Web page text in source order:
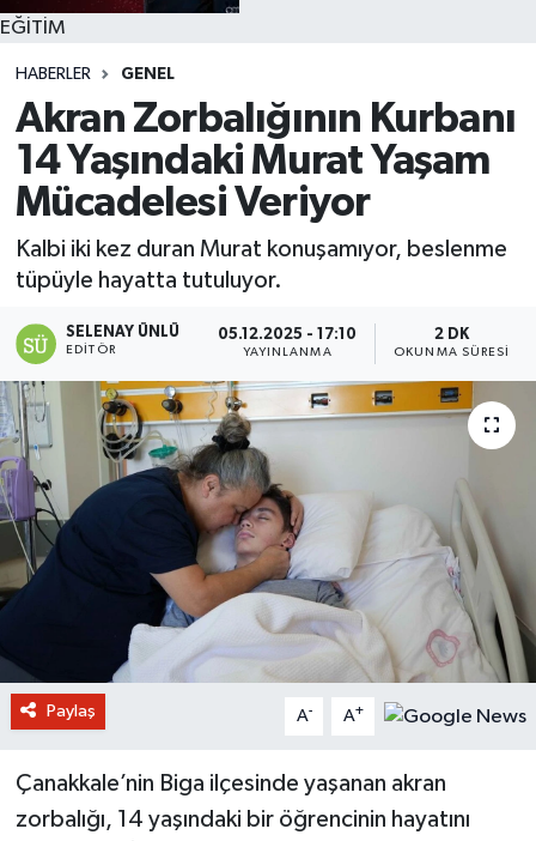
EĞİTİM
HABERLER GENEL
Akran Zorbalığının Kurbanı
14 Yaşındaki Murat Yaşam
Mücadelesi Veriyor
Kalbi iki kez duran Murat konuşamıyor, beslenme
tüpüyle hayatta tutuluyor.
SELENAY ÜNLÜ
EDITÖR
05.12.2025 - 17:10
YAYINLANMA
2 DK
OKUNMA SÜRESI
Paylaş A- A+
Çanakkale’nin Biga ilçesinde yaşanan akran
zorbalığı, 14 yaşındaki bir öğrencinin hayatını